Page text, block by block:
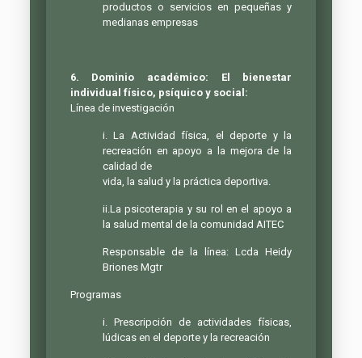
productos o servicios en pequeñas y
medianas empresas
6. Dominio académico: El bienestar
individual físico, psíquico y social:
Línea de investigación
i. La Actividad física, el deporte y la
recreación en apoyo a la mejora de la
calidad de
vida, la salud y la práctica deportiva.
ii.La psicoterapia y su rol en el apoyo a
la salud mental de la comunidad AITEC
Responsable de la línea: Lcda Heidy
Briones Mgtr
Programas
i. Prescripción de actividades físicas,
lúdicas en el deporte y la recreación